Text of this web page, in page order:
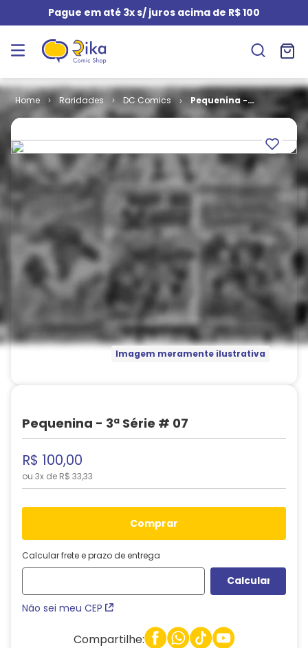
Pague em até 3x s/ juros acima de R$ 100
Raridades DC Comics
Pequenina -
3ª Série # 07
Imagem meramente ilustrativa
Pequenina - 3ª Série # 07
R$ 100,00
ou 3x de R$ 33,33
comprar
Calcular frete e prazo de entrega
Não sei meu CEP
Compartilhe: